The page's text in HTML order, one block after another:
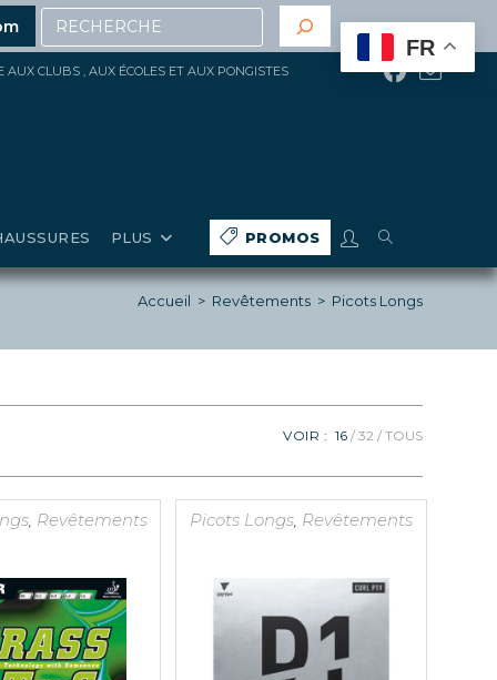
200€ d’achat (hors gros matériels, réduction,
Recherche
CLUBS , AUX ÉCOLES ET AUX PONGISTES
PLUS PROMOS
TOGGLE
WEBSITE
SEARCH
Accueil > Revêtements > Picots Longs
VOIR : 16 32 TOUS
, Revêtements Picots Longs, Revêtements
FR